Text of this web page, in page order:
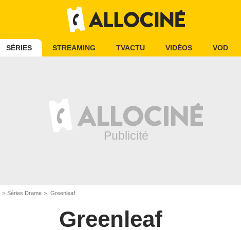
SÉRIES STREAMING TVACTU VIDÉOS VOD
Séries Drame Greenleaf
Greenleaf